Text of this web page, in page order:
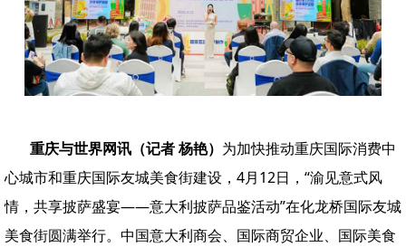
重庆与世界网讯（记者 杨艳） 为加快推动重庆国际消费中
心城市和重庆国际友城美食街建设，4月12日，“渝见意式风
情，共享披萨盛宴——意大利披萨品鉴活动”在化龙桥国际友城
美食街圆满举行。中国意大利商会、国际商贸企业、国际美食